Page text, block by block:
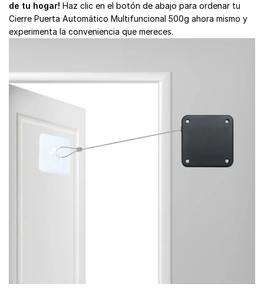
de tu hogar! Haz clic en el botón de abajo para ordenar tu
Cierre Puerta Automático Multifuncional 500g ahora mismo y
experimenta la conveniencia que mereces.